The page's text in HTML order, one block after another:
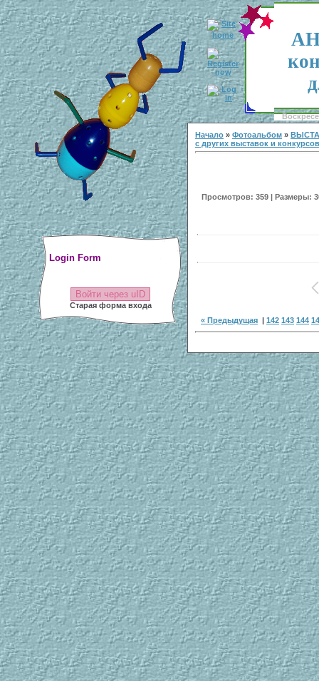
Login Form
Войти через uID
Старая форма входа
Начало » Фотоальбом »
с других выставок и конкурсов
Просмотров: 359 | Размеры:
« Предыдущая | 142 143 144